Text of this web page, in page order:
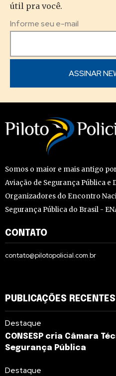
útil pra você.
Informe seu e-mail
Somos o maior e mais antigo
Aviação de Segurança Pública e
Organizadores do Encontro
Segurança Pública do Brasil -
CONTATO
contato@pilotopolicial.com.br
PUBLICAÇÕES RECENTES
Destaque
CONSESP cria Câmara
Segurança Pública
Destaque